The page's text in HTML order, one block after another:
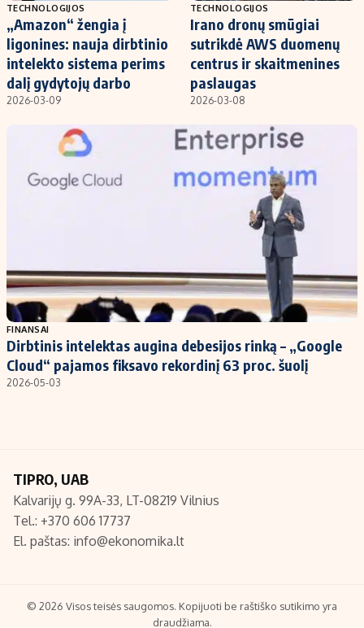
TECHNOLOGIJOS
„Amazon“ žengia į
ligonines: nauja dirbtinio
intelekto sistema perims
dalį gydytojų darbo
2026-03-09
TECHNOLOGIJOS
Irano dronų smūgiai
sutrikdė AWS duomenų
centrus ir skaitmenines
paslaugas
2026-03-08
FINANSAI
Dirbtinis intelektas augina debesijos rinką – „Google
Cloud“ pajamos fiksavo rekordinį 63 proc. šuolį
2026-05-03
TIPRO, UAB
Kalvarijų g. 99A-33, LT-08219 Vilnius
Tel.: +370 606 17737
El. paštas: info@ekonomika.lt
© 2026 Visos teisės saugomos. Kopijuoti be raštiško sutikimo yra
draudžiama.